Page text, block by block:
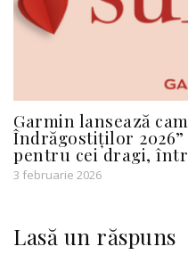
Garmin lansează
Îndrăgostiților
pentru cei dragi,
3 februarie 2026
Lasă un răspuns